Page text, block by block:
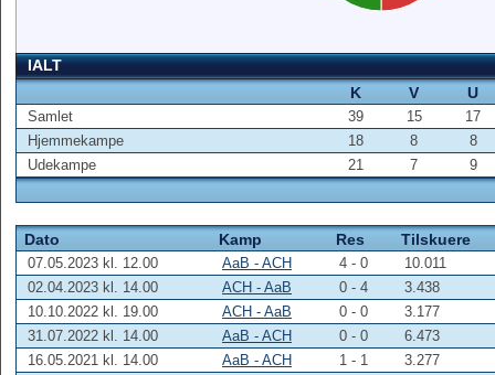
IALT
K
V U
Samlet 39 15
17
Hjemmekampe
18 8
8
Udekampe
21 7 9
Dato Kamp Res Tilskuere
07.05.2023 kl. 12.00 AaB - ACH 4 - 0
10.011
02.04.2023 kl. 14.00
ACH - AaB 0 - 4
3.438
10.10.2022 kl. 19.00
ACH - AaB 0 - 0
3.177
31.07.2022 kl. 14.00
AaB - ACH 0 - 0
6.473
16.05.2021 kl. 14.00
AaB - ACH 1 - 1
3.277